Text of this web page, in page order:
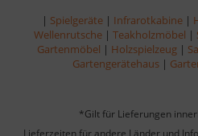
| Spielgeräte | Infrarotkabine |
Wellenrutsche | Teakholzmöbel |
Gartenmöbel | Holzspielzeug |
Gartengerätehaus |
*Gilt für Lieferungen
Lieferzeiten für andere Länder und